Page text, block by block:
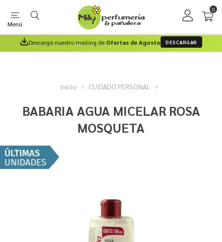
Menú
0
Descargá nuestro mailing de Ofertas de Agosto DESCARGAR
Inicio CUIDADO PERSONAL
BABARIA AGUA MICELAR ROSA
MOSQUETA